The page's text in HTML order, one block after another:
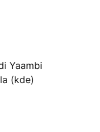
Yaambi
(kde)